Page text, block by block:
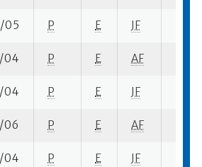
05 P E JF
04 P E AF
04 P E JF
06 P E AF
04 P E JF